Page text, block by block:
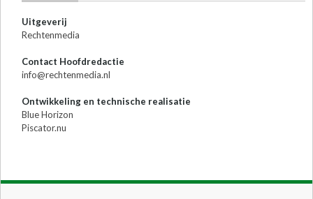
Uitgeverij
Rechtenmedia
Contact Hoofdredactie
info@rechtenmedia.nl
Ontwikkeling en technische realisatie
Blue Horizon
Piscator.nu